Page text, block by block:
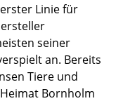
Linie für
seiner
an. Bereits
Tiere und
Bornholm